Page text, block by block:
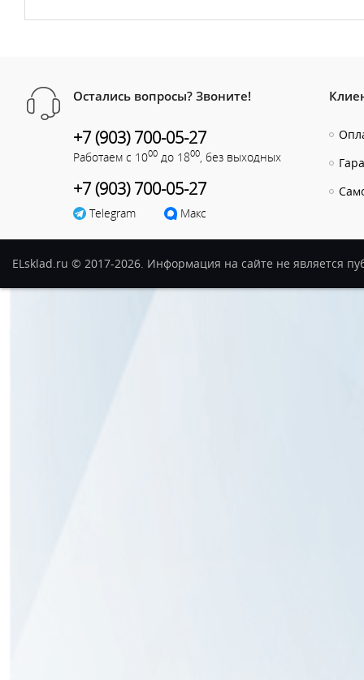
Остались вопросы? Звоните!
+7 (903) 700-05-27
Работаем с 1000 до 1800 , без выходных
+7 (903) 700-05-27
Telegram Макс
ELsklad.ru © 2017-2026. Информация на сайте не является